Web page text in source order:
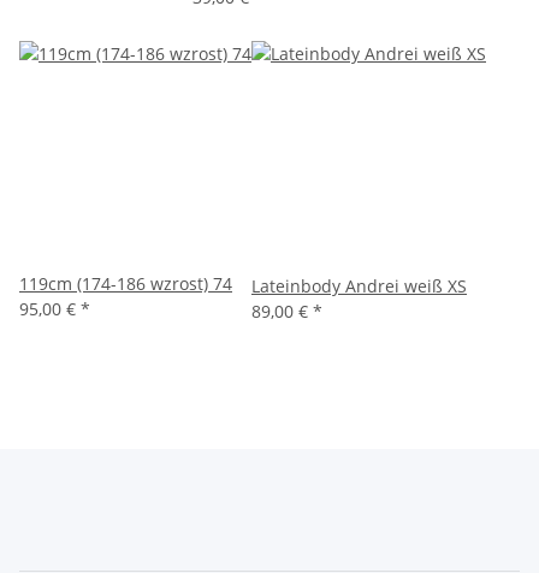
119cm (174-186 wzrost) 74
95,00 € *
Lateinbody Andrei weiß XS
89,00 € *